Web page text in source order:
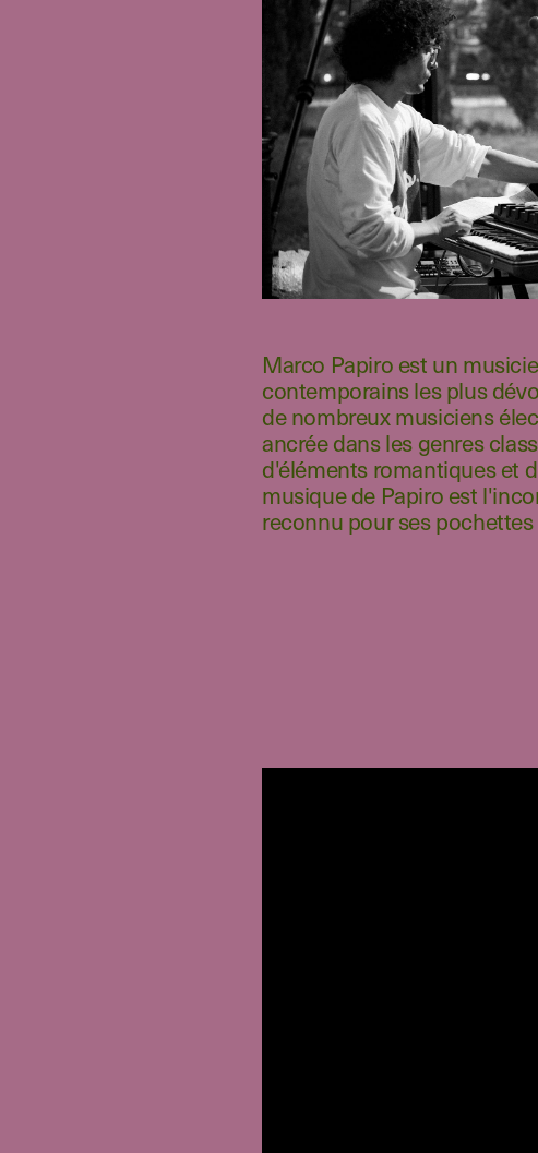
Marco Papiro est un
contemporains les plus
de nombreux musiciens
ancrée dans les genres
d'éléments romantiques et
musique de Papiro est
reconnu pour ses